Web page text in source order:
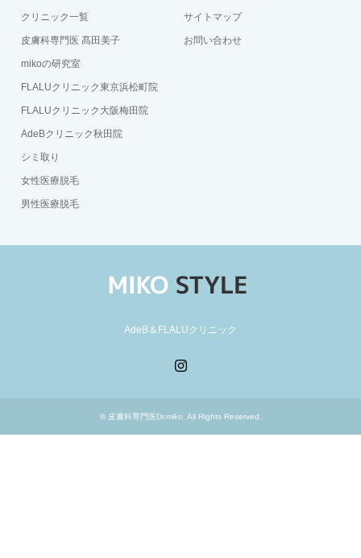
クリニック一覧
皮膚科専門医 髙田美子
mikoの研究室
FLALUクリニック東京浜松町院
FLALUクリニック大阪梅田院
AdeBクリニック秋田院
シミ取り
女性医療脱毛
男性医療脱毛
サイトマップ
お問い合わせ
AdeB＆FLALUクリニック
© 皮膚科専門医Dr.miko . All Rights Reserved.